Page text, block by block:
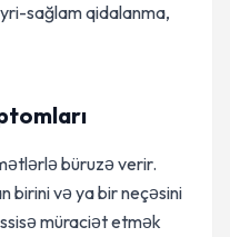
sağlam qidalanma,
büruzə verir.
birini və ya bir neçəsini
müraciət etmək